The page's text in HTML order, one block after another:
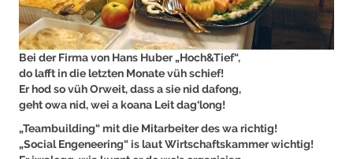
Bei der Firma von Hans Huber „Hoch&Tief“,
do lafft in die letzten Monate vüh schief!
Er hod so vüh Orweit, dass a sie nid dafong,
geht owa nid, wei a koana Leit dag‘long!
„Teambuilding“ mit die Mitarbeiter des wa richtig!
„Social Engeneering“ is laut Wirtschaftskammer wichtig!